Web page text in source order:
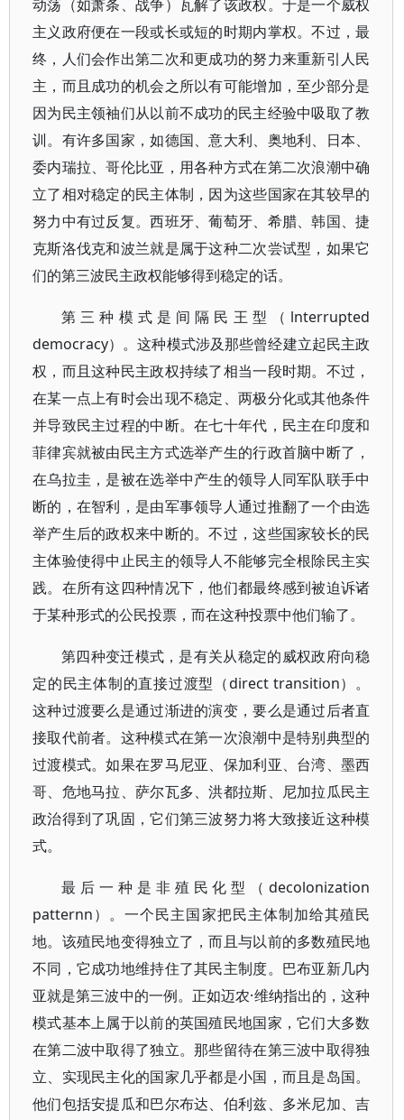
动荡（如萧条、战争）瓦解了该政权。于是一个威权
主义政府便在一段或长或短的时期内掌权。不过，最
终，人们会作出第二次和更成功的努力来重新引人民
主，而且成功的机会之所以有可能增加，至少部分是
因为民主领袖们从以前不成功的民主经验中吸取了教
训。有许多国家，如德国、意大利、奥地利、日本、
委内瑞拉、哥伦比亚，用各种方式在第二次浪潮中确
立了相对稳定的民主体制，因为这些国家在其较早的
努力中有过反复。西班牙、葡萄牙、希腊、韩国、捷
克斯洛伐克和波兰就是属于这种二次尝试型，如果它
们的第三波民主政权能够得到稳定的话。
第三种模式是间隔民王型（lnterrupted
democracy）。这种模式涉及那些曾经建立起民主政
权，而且这种民主政权持续了相当一段时期。不过，
在某一点上有时会出现不稳定、两极分化或其他条件
并导致民主过程的中断。在七十年代，民主在印度和
菲律宾就被由民主方式选举产生的行政首脑中断了，
在乌拉圭，是被在选举中产生的领导人同军队联手中
断的，在智利，是由军事领导人通过推翻了一个由选
举产生后的政权来中断的。不过，这些国家较长的民
主体验使得中止民主的领导人不能够完全根除民主实
践。在所有这四种情况下，他们都最终感到被迫诉诸
于某种形式的公民投票，而在这种投票中他们输了。
第四种变迁模式，是有关从稳定的威权政府向稳
定的民主体制的直接过渡型（direct transition）。
这种过渡要么是通过渐进的演变，要么是通过后者直
接取代前者。这种模式在第一次浪潮中是特别典型的
过渡模式。如果在罗马尼亚、保加利亚、台湾、墨西
哥、危地马拉、萨尔瓦多、洪都拉斯、尼加拉瓜民主
政治得到了巩固，它们第三波努力将大致接近这种模
式。
最后一种是非殖民化型（decolonization
patternn）。一个民主国家把民主体制加给其殖民
地。该殖民地变得独立了，而且与以前的多数殖民地
不同，它成功地维持住了其民主制度。巴布亚新几内
亚就是第三波中的一例。正如迈农·维纳指出的，这种
模式基本上属于以前的英国殖民地国家，它们大多数
在第二波中取得了独立。那些留待在第三波中取得独
立、实现民主化的国家几乎都是小国，而且是岛国。
他们包括安提瓜和巴尔布达、伯利兹、多米尼加、吉